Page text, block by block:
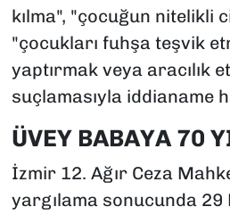
kılma", "çocuğun nitelikli
"çocukları fuhşa teşvik
yaptırmak veya aracılık
suçlamasıyla iddianame
ÜVEY BABAYA 70
İzmir 12. Ağır Ceza
yargılama sonucunda 29